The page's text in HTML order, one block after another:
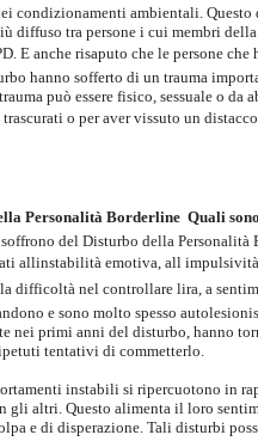
condizionamenti ambientali. Questo
diffuso tra persone i cui membri
E anche risaputo che le persone
hanno sofferto di un trauma
può essere fisico, sessuale o da
trascurati o per aver vissuto un
Personalità Borderline  Quali
del Disturbo della Personalità
allinstabilità emotiva, all
difficoltà nel controllare lira, a
e sono molto spesso
nei primi anni del disturbo, hanno
tentativi di commetterlo.
instabili si ripercuotono in
gli altri. Questo alimenta il loro
e di disperazione. Tali disturbi